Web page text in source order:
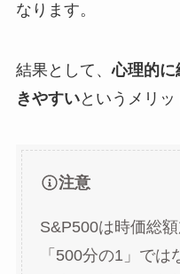
なります。
結果として、心理的に
きやすいというメリッ
注意
S&P500は時価総
「500分の1」で